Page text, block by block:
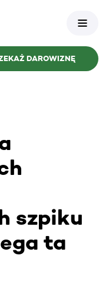
DAROWIZNĘ
szpiku
ta